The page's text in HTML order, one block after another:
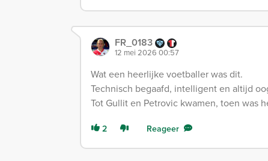
FR_0183
12 mei 2026 00:57
Wat een heerlijke voetballer was dit.
Technisch begaafd, intelligent en altijd
Tot Gullit en Petrovic kwamen, toen was
2 Reageer